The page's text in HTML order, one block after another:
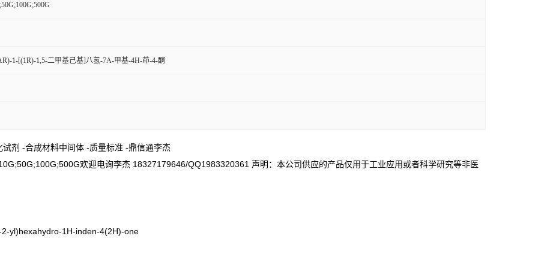
1-[(1R)-1,5-二甲基己基]八氢-7A-甲基-4H-茚-4-酮
剂 -合成材料中间体 -质量标准 -鼎信通李杰
欢迎电询李杰 18327179646/QQ1983320361 声明：本公司供应的产品仅用于工业应用或者科学研究等非医
yl)hexahydro-1H-inden-4(2H)-one